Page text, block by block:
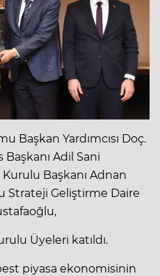
Başkan Yardımcısı Doç.
Başkanı Adil Sani
Başkanı Adnan
Strateji Geliştirme Daire
Üyeleri katıldı.
piyasa ekonomisinin